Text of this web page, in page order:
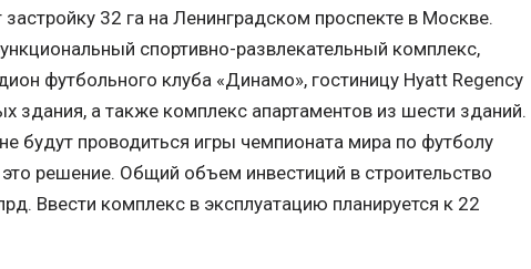
32 га на Ленинградском проспекте в Москве.
спортивно-развлекательный комплекс,
футбольного клуба «Динамо», гостиницу Hyatt Regency
здания, а также комплекс апартаментов из шести зданий.
будут проводиться игры чемпионата мира по футболу
решение. Общий объем инвестиций в строительство
Ввести комплекс в эксплуатацию планируется к 22